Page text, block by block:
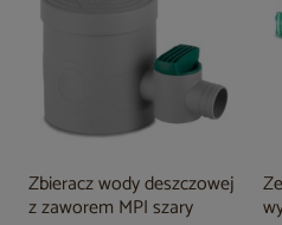
Zbieracz wody deszczowej
z zaworem MPI szary